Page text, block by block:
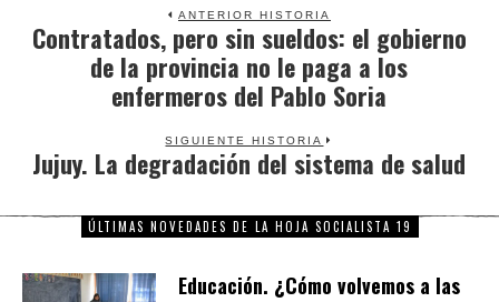
ANTERIOR HISTORIA
Previous
post:
Contratados, pero sin sueldos: el gobierno
de la provincia no le paga a los
enfermeros del Pablo Soria
SIGUIENTE HISTORIA
Next
Jujuy. La degradación del sistema de salud
ÚLTIMAS NOVEDADES DE LA HOJA SOCIALISTA 19
Educación. ¿Cómo volvemos a las